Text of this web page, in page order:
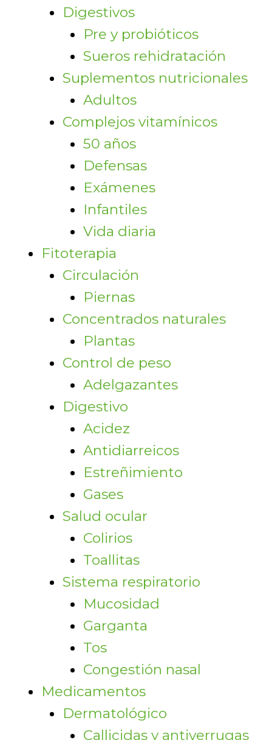
Digestivos
Pre y probióticos
Sueros rehidratación
Suplementos nutricionales
Adultos
Complejos vitamínicos
50 años
Defensas
Exámenes
Infantiles
Vida diaria
Fitoterapia
Circulación
Piernas
Concentrados naturales
Plantas
Control de peso
Adelgazantes
Digestivo
Acidez
Antidiarreicos
Estreñimiento
Gases
Salud ocular
Colirios
Toallitas
Sistema respiratorio
Mucosidad
Garganta
Tos
Congestión nasal
Medicamentos
Dermatológico
Callicidas y antiverrugas